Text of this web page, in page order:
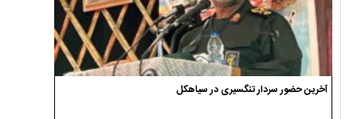
آخرین حضور سردار تنگسیری در سیاهکل